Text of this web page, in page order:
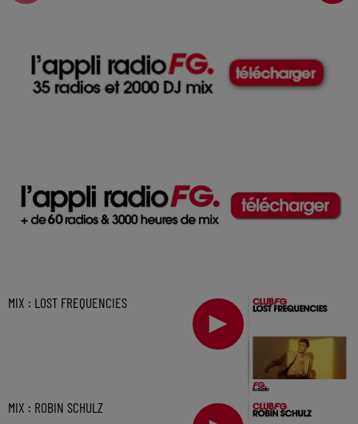
MIX : LOST FREQUENCIES
MIX : ROBIN SCHULZ